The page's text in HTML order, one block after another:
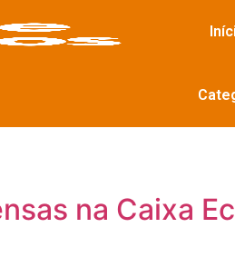
na Caixa